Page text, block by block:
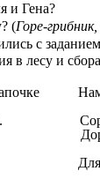
и Гена?
(Горе-
с
в лесу и
Нам
-
Для